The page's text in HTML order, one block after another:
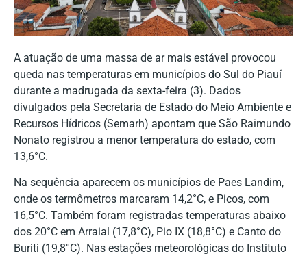
A atuação de uma massa de ar mais estável provocou
queda nas temperaturas em municípios do Sul do Piauí
durante a madrugada da sexta-feira (3). Dados
divulgados pela Secretaria de Estado do Meio Ambiente e
Recursos Hídricos (Semarh) apontam que São Raimundo
Nonato registrou a menor temperatura do estado, com
13,6°C.
Na sequência aparecem os municípios de Paes Landim,
onde os termômetros marcaram 14,2°C, e Picos, com
16,5°C. Também foram registradas temperaturas abaixo
dos 20°C em Arraial (17,8°C), Pio IX (18,8°C) e Canto do
Buriti (19,8°C). Nas estações meteorológicas do Instituto